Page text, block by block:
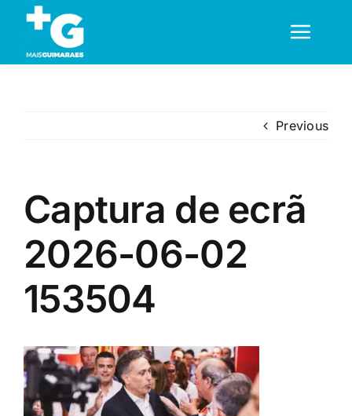
content
Desporto
Opinião
Região
Rubricas
Jornal
Previous
Captura de ecrã
2026-06-02
153504